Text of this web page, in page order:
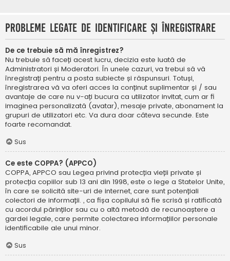
Probleme legate de identificare și înregistrare
De ce trebuie să mă înregistrez?
Nu trebuie să faceți acest lucru, decizia este luată de
Administratori și Moderatori. În unele cazuri, va trebui să vă
înregistrați pentru a posta subiecte și răspunsuri. Totuși,
înregistrarea vă va oferi acces la conținut suplimentar și / sau
avantaje de care nu v-ați bucura ca utilizator invitat, cum ar fi
imaginea personalizată (avatar), mesaje private, abonament la
grupuri de utilizatori etc. Va dura doar câteva secunde. Este
foarte recomandat.
Sus
Ce este COPPA? (APPCO)
COPPA, APPCO sau Legea privind protecția vieții private și
protecția copiilor sub 13 ani din 1998, este o lege a Statelor Unite,
în care se solicită site-uri de internet, care sunt potențiali
colectori de informații. , ca fișa copilului să fie scrisă și ratificată
cu acordul părinților sau cu o altă metodă de recunoaștere a
gardei legale, care permite colectarea informațiilor personale
identificabile ale unui minor.
Sus